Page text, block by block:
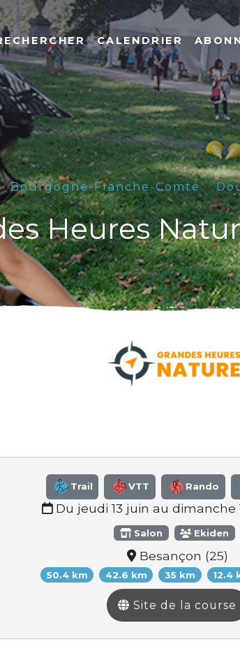
CALENDRIER
Bourgogne-Franche-Comté
Heures
Trail VTT Rando
Du jeudi 13 juin au dimanche
Salon Ekiden
Besançon (25)
50.4 km 42.6 km 35 km 12.4
Site de la course